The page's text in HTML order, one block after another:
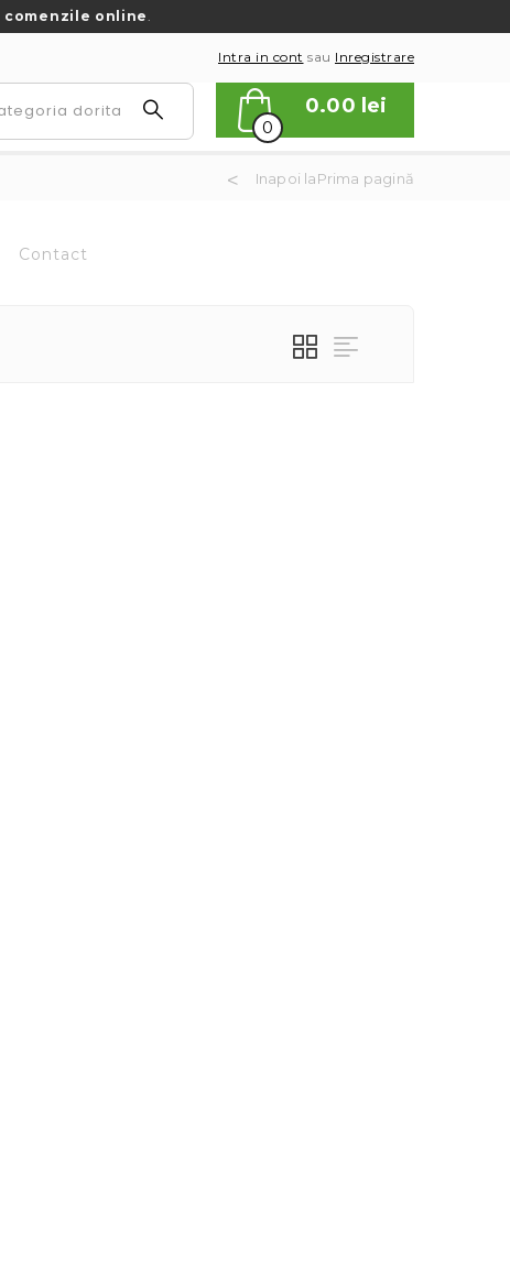
comenzile online.
Intra in cont sau Inregistrare
0
0.00 lei
Inapoi laPrima pagină
Contact